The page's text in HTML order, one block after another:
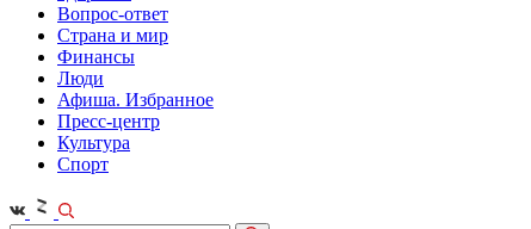
Вопрос-ответ
Страна и мир
Финансы
Люди
Афиша. Избранное
Пресс-центр
Культура
Спорт